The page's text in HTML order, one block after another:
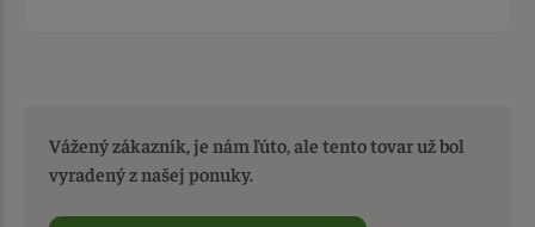
Vážený zákazník, je nám ľúto, ale tento tovar už bol
vyradený z našej ponuky.